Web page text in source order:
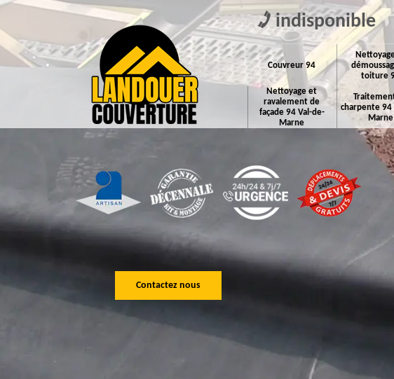
indisponible
Couvreur 94
toiture
Nettoyage et
ravalement de
façade 94 Val-de-
Marne
charpente 94
Marne
Contactez nous